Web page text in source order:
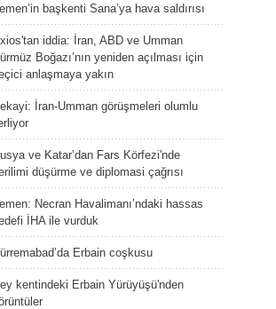
başkenti Sana’ya hava saldırısı
iddia: İran, ABD ve Umman
Boğazı’nın yeniden açılması için
anlaşmaya yakın
İran-Umman görüşmeleri olumlu
ve Katar’dan Fars Körfezi'nde
düşürme ve diplomasi çağrısı
Necran Havalimanı’ndaki hassas
İHA ile vurduk
Erbain coşkusu
kentindeki Erbain Yürüyüşü'nden